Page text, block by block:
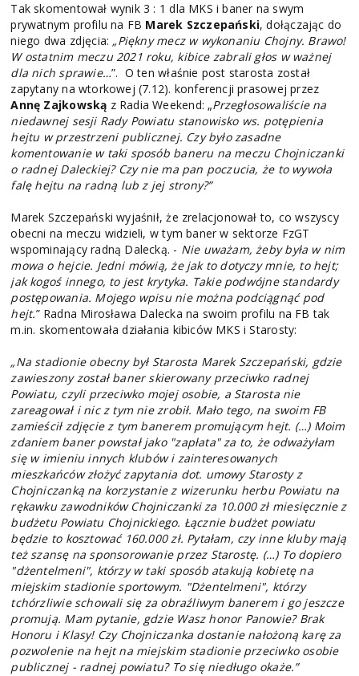
Tak skomentował wynik 3 : 1 dla MKS i baner na swym
prywatnym profilu na FB Marek Szczepański, dołączając do
niego dwa zdjęcia: „Piękny mecz w wykonaniu Chojny. Brawo!
W ostatnim meczu 2021 roku, kibice zabrali głos w ważnej
dla nich sprawie…”. O ten właśnie post starosta został
zapytany na wtorkowej (7.12). konferencji prasowej przez
Annę Zajkowską z Radia Weekend: „Przegłosowaliście na
niedawnej sesji Rady Powiatu stanowisko ws. potępienia
hejtu w przestrzeni publicznej. Czy było zasadne
komentowanie w taki sposób baneru na meczu Chojniczanki
o radnej Daleckiej? Czy nie ma pan poczucia, że to wywoła
falę hejtu na radną lub z jej strony?”
Marek Szczepański wyjaśnił, że zrelacjonował to, co wszyscy
obecni na meczu widzieli, w tym baner w sektorze FzGT
wspominający radną Dalecką. - Nie uważam, żeby była w nim
mowa o hejcie. Jedni mówią, że jak to dotyczy mnie, to hejt;
jak kogoś innego, to jest krytyka. Takie podwójne standardy
postępowania. Mojego wpisu nie można podciągnąć pod
hejt.” Radna Mirosława Dalecka na swoim profilu na FB tak
m.in. skomentowała działania kibiców MKS i Starosty:
„Na stadionie obecny był Starosta Marek Szczepański, gdzie
zawieszony został baner skierowany przeciwko radnej
Powiatu, czyli przeciwko mojej osobie, a Starosta nie
zareagował i nic z tym nie zrobił. Mało tego, na swoim FB
zamieścił zdjęcie z tym banerem promującym hejt. (…) Moim
zdaniem baner powstał jako "zapłata" za to, że odważyłam
się w imieniu innych klubów i zainteresowanych
mieszkańców złożyć zapytania dot. umowy Starosty z
Chojniczanką na korzystanie z wizerunku herbu Powiatu na
rękawku zawodników Chojniczanki za 10.000 zł miesięcznie z
budżetu Powiatu Chojnickiego. Łącznie budżet powiatu
będzie to kosztować 160.000 zł. Pytałam, czy inne kluby mają
też szansę na sponsorowanie przez Starostę. (…) To dopiero
"dżentelmeni", którzy w taki sposób atakują kobietę na
miejskim stadionie sportowym. "Dżentelmeni", którzy
tchórzliwie schowali się za obraźliwym banerem i go jeszcze
promują. Mam pytanie, gdzie Wasz honor Panowie? Brak
Honoru i Klasy! Czy Chojniczanka dostanie nałożoną karę za
pozwolenie na hejt na miejskim stadionie przeciwko osobie
publicznej - radnej powiatu? To się niedługo okaże.”